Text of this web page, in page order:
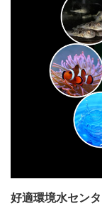
好適環境水セン